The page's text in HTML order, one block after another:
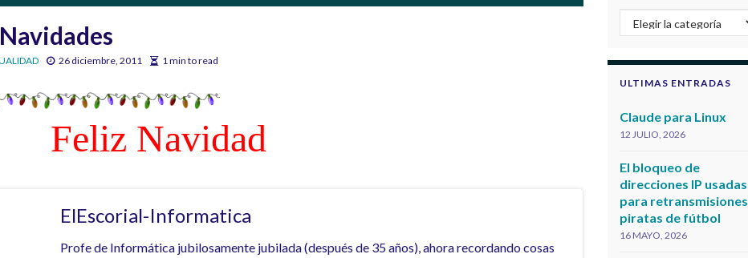
26 diciembre, 2011 1 min to read
Feliz Navidad
ElEscorial-Informatica
Profe de Informática jubilosamente jubilada (después de 35 años), ahora recordando cosas
Categorias
ULTIMAS ENTRADAS
Claude para Linux
12 JULIO, 2026
El bloqueo de
direcciones IP usadas
para retransmisiones
piratas de fútbol
16 MAYO, 2026